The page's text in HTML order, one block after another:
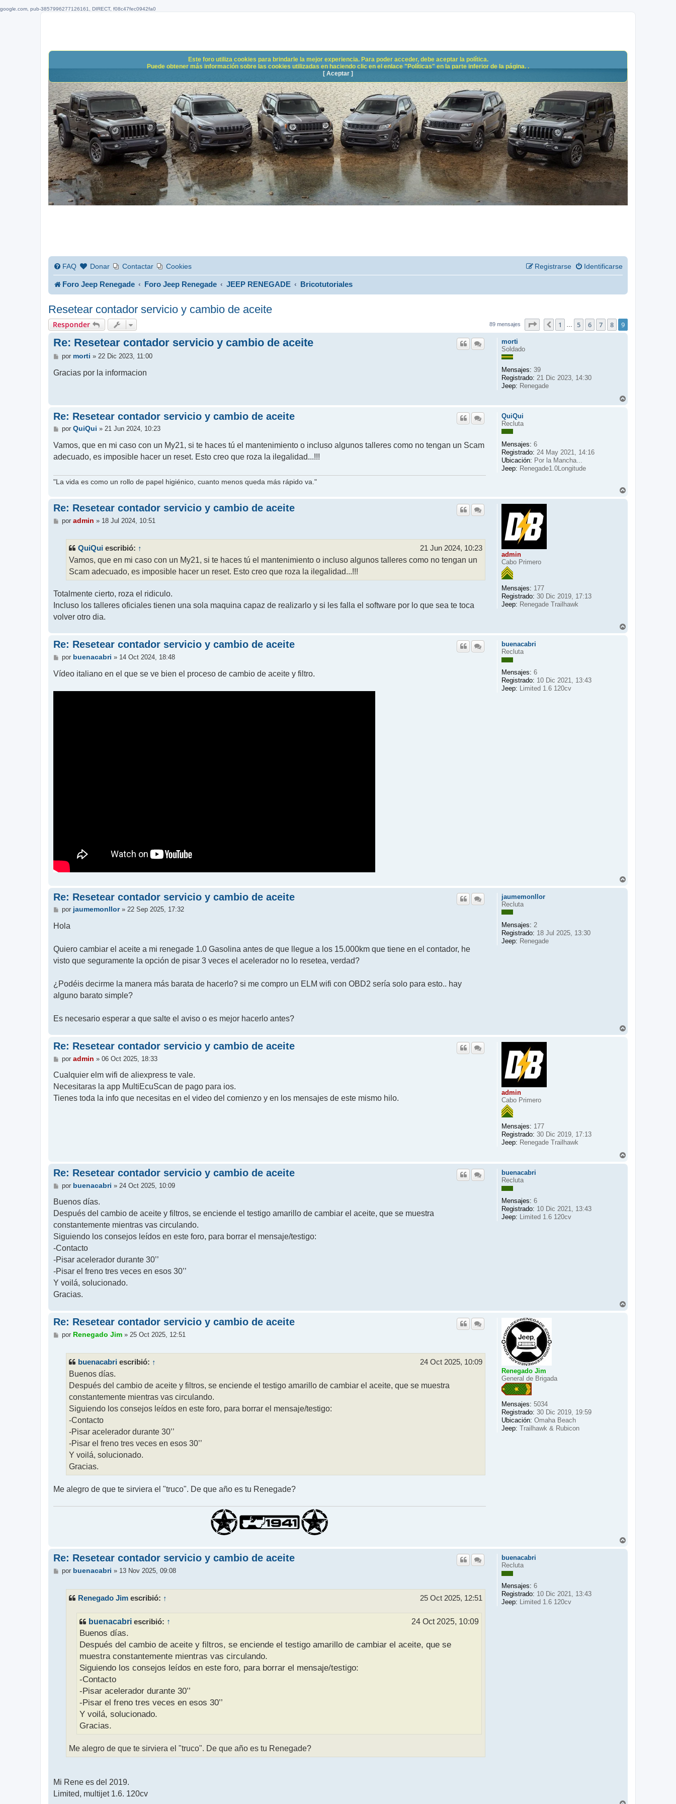
google.com, pub-3857996277126161, DIRECT, f08c47fec0942fa0
FAQ Donar Contactar Cookies Identificarse
Registrarse
Foro Jeep Renegade Foro Jeep Renegade JEEP RENEGADE Bricotutoriales
Resetear contador servicio y cambio de aceite
Responder 89 mensajes Página de9
Anterior
1 5 6 7 8 9
morti
Soldado
Mensajes: 39
Registrado: 21 Dic 2023, 14:30
Jeep: Renegade
Re: Resetear contador servicio y cambio de aceite
M
n
por morti » 22 Dic 2023, 11:00
Gracias por la informacion
QuiQui
Recluta
Mensajes: 6
Registrado: 24 May 2021, 14:16
Ubicación: Por la Mancha...
Jeep: Renegade1.0Longitude
Re: Resetear contador servicio y cambio de aceite
M
n
a
e
por QuiQui » 21 Jun 2024, 10:23
Vamos, que en mi caso con un My21, si te haces tú el mantenimiento o incluso algunos talleres como no tengan un Scam
adecuado, es imposible hacer un reset. Esto creo que roza la ilegalidad...!!!
"La vida es como un rollo de papel higiénico, cuanto menos queda más rápido va."
admin
Cabo Primero
Mensajes: 177
Registrado: 30 Dic 2019, 17:13
Jeep: Renegade Trailhawk
Re: Resetear contador servicio y cambio de aceite
M
por admin » 18 Jul 2024, 10:51
QuiQui escribió: ↑ 21 Jun 2024, 10:23
Vamos, que en mi caso con un My21, si te haces tú el mantenimiento o incluso algunos talleres como no tengan un
Scam adecuado, es imposible hacer un reset. Esto creo que roza la ilegalidad...!!!
Totalmente cierto, roza el ridiculo.
Incluso los talleres oficiales tienen una sola maquina capaz de realizarlo y si les falla el software por lo que sea te toca
volver otro dia.
buenacabri
Recluta
Mensajes: 6
Registrado: 10 Dic 2021, 13:43
Jeep: Limited 1.6 120cv
Re: Resetear contador servicio y cambio de aceite
M
n
por buenacabri » 14 Oct 2024, 18:48
Vídeo italiano en el que se ve bien el proceso de cambio de aceite y filtro.
jaumemonllor
Recluta
Mensajes: 2
Registrado: 18 Jul 2025, 13:30
Jeep: Renegade
Re: Resetear contador servicio y cambio de aceite
M
n
j
e
por jaumemonllor» 22 Sep 2025, 17:32
Hola
Quiero cambiar el aceite a mi renegade 1.0 Gasolina antes de que llegue a los 15.000km que tiene en el contador, he
visto que seguramente la opción de pisar 3 veces el acelerador no lo resetea, verdad?
¿Podéis decirme la manera más barata de hacerlo? si me compro un ELM wifi con OBD2 sería solo para esto.. hay
alguno barato simple?
Es necesario esperar a que salte el aviso o es mejor hacerlo antes?
admin
Cabo Primero
Mensajes: 177
Registrado: 30 Dic 2019, 17:13
Jeep: Renegade Trailhawk
Re: Resetear contador servicio y cambio de aceite
M
n
a
j
e
por admin » 06 Oct 2025, 18:33
Cualquier elm wifi de aliexpress te vale.
Necesitaras la app MultiEcuScan de pago para ios.
Tienes toda la info que necesitas en el video del comienzo y en los mensajes de este mismo hilo.
buenacabri
Recluta
Mensajes: 6
Registrado: 10 Dic 2021, 13:43
Jeep: Limited 1.6 120cv
Re: Resetear contador servicio y cambio de aceite
M
n
a
j
e
por buenacabri » 24 Oct 2025, 10:09
Buenos días.
Después del cambio de aceite y filtros, se enciende el testigo amarillo de cambiar el aceite, que se muestra
constantemente mientras vas circulando.
Siguiendo los consejos leídos en este foro, para borrar el mensaje/testigo:
-Contacto
-Pisar acelerador durante 30’’
-Pisar el freno tres veces en esos 30’’
Y voilá, solucionado.
Gracias.
Renegado Jim
General de Brigada
Mensajes: 5034
Registrado: 30 Dic 2019, 19:59
Ubicación: Omaha Beach
Jeep: Trailhawk & Rubicon
Re: Resetear contador servicio y cambio de aceite
M
por Renegado Jim» 25 Oct 2025, 12:51
buenacabri escribió: ↑ 24 Oct 2025, 10:09
Buenos días.
Después del cambio de aceite y filtros, se enciende el testigo amarillo de cambiar el aceite, que se muestra
constantemente mientras vas circulando.
Siguiendo los consejos leídos en este foro, para borrar el mensaje/testigo:
-Contacto
-Pisar acelerador durante 30’’
-Pisar el freno tres veces en esos 30’’
Y voilá, solucionado.
Gracias.
Me alegro de que te sirviera el "truco". De que año es tu Renegade?
buenacabri
Recluta
Mensajes: 6
Registrado: 10 Dic 2021, 13:43
Jeep: Limited 1.6 120cv
Re: Resetear contador servicio y cambio de aceite
M
por buenacabri » 13 Nov 2025, 09:08
Renegado Jim escribió: ↑ 25 Oct 2025, 12:51
buenacabri escribió: ↑ 24 Oct 2025, 10:09
Buenos días.
Después del cambio de aceite y filtros, se enciende el testigo amarillo de cambiar el aceite, que se
muestra constantemente mientras vas circulando.
Siguiendo los consejos leídos en este foro, para borrar el mensaje/testigo:
-Contacto
-Pisar acelerador durante 30’’
-Pisar el freno tres veces en esos 30’’
Y voilá, solucionado.
Gracias.
Me alegro de que te sirviera el "truco". De que año es tu Renegade?
Mi Rene es del 2019.
Limited, multijet 1.6. 120cv
Este foro utiliza cookies para brindarle la mejor experiencia. Para poder acceder, debe aceptar la política.
Puede obtener más información sobre las cookies utilizadas en haciendo clic en el enlace "Políticas" en la parte inferior de la página. .
[ Aceptar ]